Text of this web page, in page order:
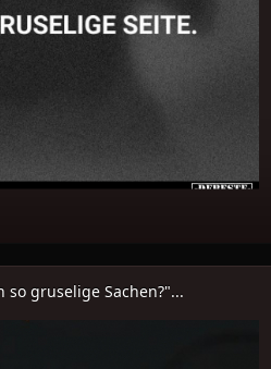
so gruselige Sachen?"...